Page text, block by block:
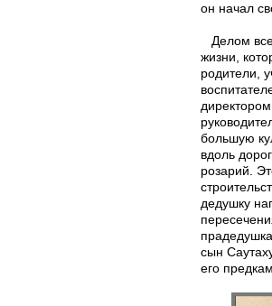
он начал
Делом
жизни,
родители,
большую
вдоль
розарий.
дедушку
сын
его